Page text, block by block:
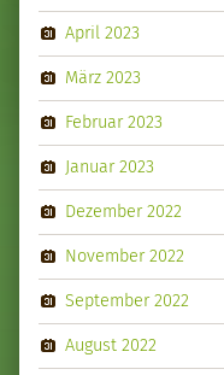
April 2023
März 2023
Februar 2023
Januar 2023
Dezember 2022
November 2022
September 2022
August 2022